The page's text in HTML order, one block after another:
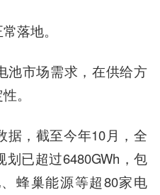
落地。
池市场需求，在供给方
。
据，截至今年10月，全
已超过6480GWh，包
蜂巢能源等超80家电